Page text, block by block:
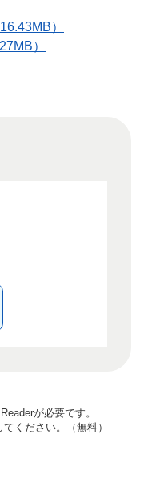
）
）
が必要です。
ください。（無料）